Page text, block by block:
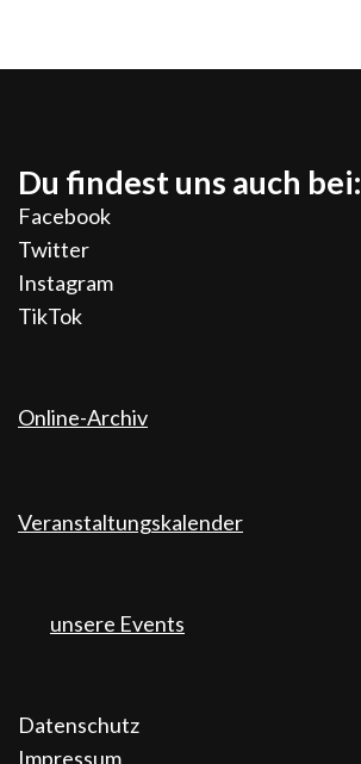
Du findest uns auch bei:
Facebook
Twitter
Instagram
TikTok
Online-Archiv
Veranstaltungskalender
unsere Events
Datenschutz
Impressum